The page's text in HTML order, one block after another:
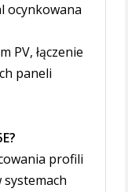
ocynkowana
PV, łączenie
paneli
profili